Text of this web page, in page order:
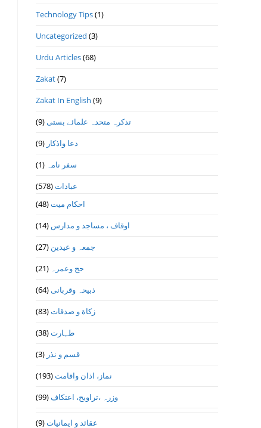
Technology Tips(1)
Uncategorized (3)
Urdu Articles(68)
Zakat(7)
Zakat In English (9)
تذكرہ متحدہ علمائے بستى(9)
دعا واذكار (9)
سفر نامہ (1)
عبادات(578)
احکام میت(48)
اوقاف ، مساجد و مدارس (14)
جمعہ و عیدین (27)
حج وعمرہ (21)
ذبیحہ وقربانی(64)
زکاة و صدقات(83)
طہارت(38)
قسم و نذر (3)
نماز، اذان واقامت(193)
وزرہ ،تراويح، اعتكاف(99)
عقائد و ایمانیات(9)